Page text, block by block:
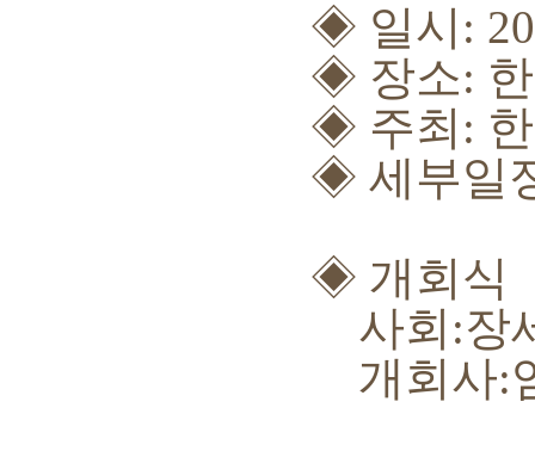
◈ 일시 :
◈ 장소:
◈ 주최 :
◈ 세부일
◈ 개회식
사회 :장
개회사: